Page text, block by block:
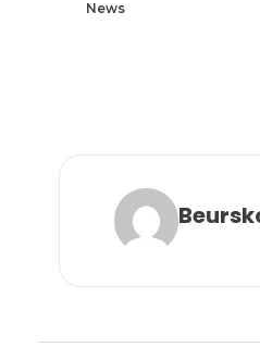
News